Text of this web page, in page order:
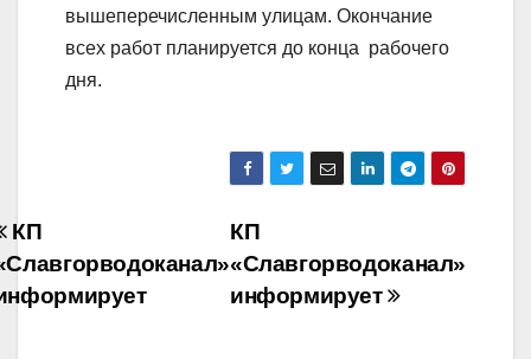
вышеперечисленным улицам. Окончание
всех работ планируется до конца рабочего
дня.
Навігація
записів
КП
«Славгорводоканал»
информирует
КП